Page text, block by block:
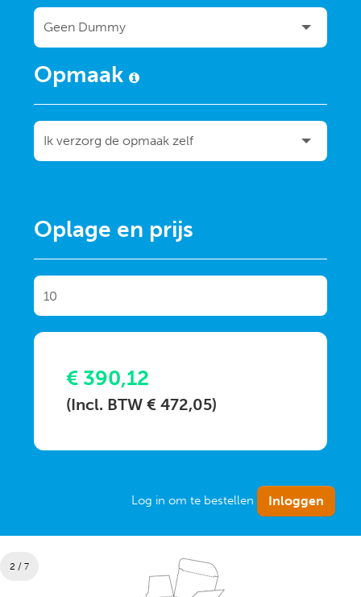
2 / 7
Opmaak
Oplage en prijs
€ 390,12
(Incl. BTW € 472,05)
Log in om te bestellen